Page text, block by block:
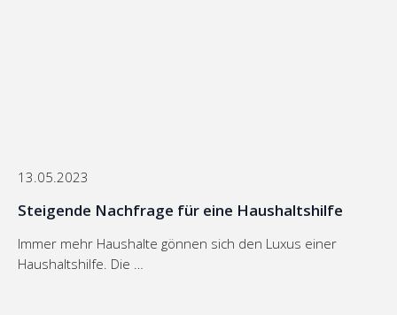
13.05.2023
Steigende Nachfrage für eine Haushaltshilfe
Immer mehr Haushalte gönnen sich den Luxus einer
Haushaltshilfe. Die …